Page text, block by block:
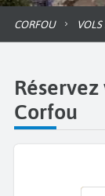
CORFOU
Corfou